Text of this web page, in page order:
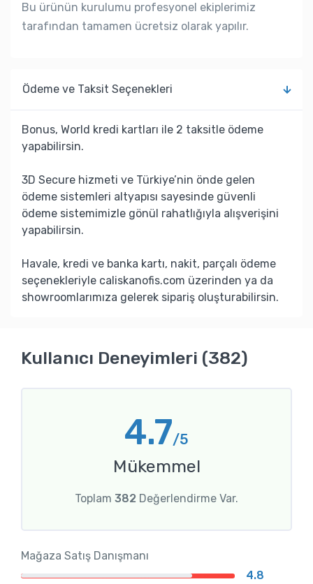
Bu ürünün kurulumu profesyonel ekiplerimiz
tarafından tamamen ücretsiz olarak yapılır.
Ödeme ve Taksit Seçenekleri
Bonus, World kredi kartları ile 2 taksitle ödeme
yapabilirsin.
3D Secure hizmeti ve Türkiye’nin önde gelen
ödeme sistemleri altyapısı sayesinde güvenli
ödeme sistemimizle gönül rahatlığıyla alışverişini
yapabilirsin.
Havale, kredi ve banka kartı, nakit, parçalı ödeme
seçenekleriyle caliskanofis.com üzerinden ya da
showroomlarımıza gelerek sipariş oluşturabilirsin.
Kullanıcı Deneyimleri (382)
4.7/5
Mükemmel
Toplam 382 Değerlendirme Var.
Mağaza Satış Danışmanı
4.8